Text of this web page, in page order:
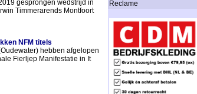
gesprongen wedstrijd in
Timmerarends Montfoort
NFM titels
hebben afgelopen
Fierljep Manifestatie in It
Reclame